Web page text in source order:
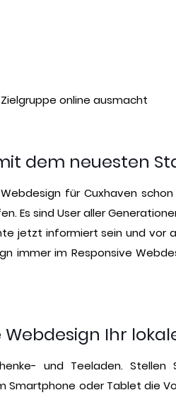
online ausmacht
dem neuesten
für Cuxhaven
Es sind User aller
jetzt informiert sein und vor
immer im Responsive
Ihr
und Teeladen.
Smartphone oder Tablet die